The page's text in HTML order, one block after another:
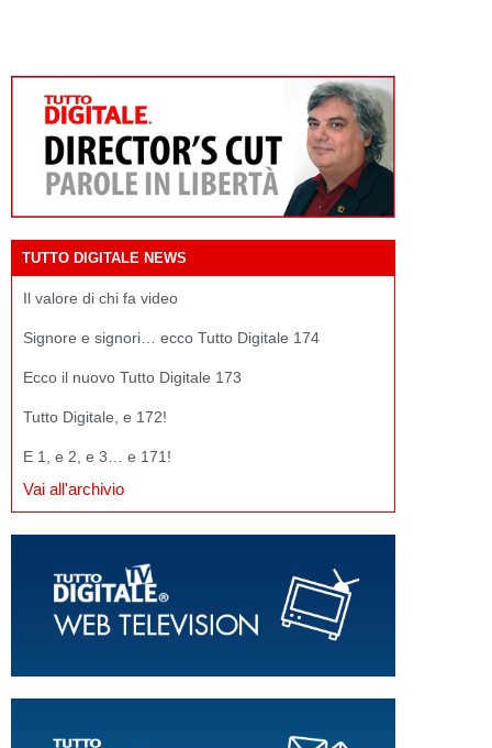
TUTTO DIGITALE NEWS
Il valore di chi fa video
Signore e signori… ecco Tutto Digitale 174
Ecco il nuovo Tutto Digitale 173
Tutto Digitale, e 172!
E 1, e 2, e 3… e 171!
Vai all'archivio